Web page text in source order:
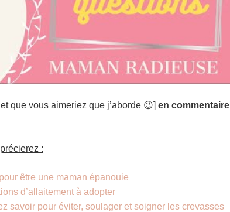
que vous aimeriez que j’aborde 😉] en commentaire
:
être une maman épanouie
d’allaitement à adopter
savoir pour éviter, soulager et soigner les crevasses